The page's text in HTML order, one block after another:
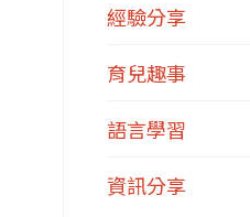
經驗分享
育兒趣事
語言學習
資訊分享